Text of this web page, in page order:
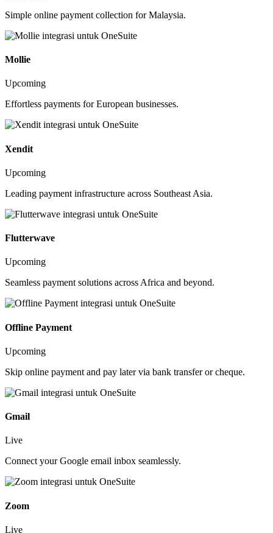
Simple online payment collection for Malaysia.
Mollie
Upcoming
Effortless payments for European businesses.
Xendit
Upcoming
Leading payment infrastructure across Southeast Asia.
Flutterwave
Upcoming
Seamless payment solutions across Africa and beyond.
Offline Payment
Upcoming
Skip online payment and pay later via bank transfer or cheque.
Gmail
Live
Connect your Google email inbox seamlessly.
Zoom
Live